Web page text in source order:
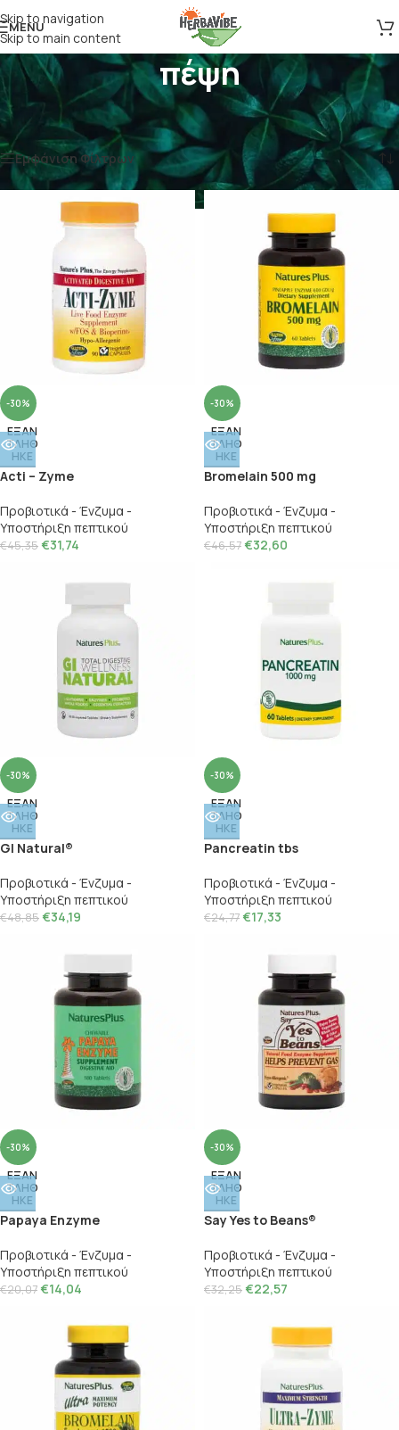
Skip to navigation
Skip to main content
MENU
πέψη
Αρχική σελίδα/ Προϊόντα με ετικέτα “πέψη”
Προβάλλονται όλα - 9 αποτελέσματα
Εμφάνιση Φίλτρων
-30%
ΕΞΑΝ
ΤΛΗΘ
ΗΚΕ
Acti – Zyme
Προβιοτικά - Ένζυμα -
Υποστήριξη πεπτικού
€45,35 €31,74
-30%
ΕΞΑΝ
ΤΛΗΘ
ΗΚΕ
Bromelain 500 mg
Προβιοτικά - Ένζυμα -
Υποστήριξη πεπτικού
€46,57 €32,60
-30%
ΕΞΑΝ
ΤΛΗΘ
ΗΚΕ
GI Natural®
Προβιοτικά - Ένζυμα -
Υποστήριξη πεπτικού
€48,85 €34,19
-30%
ΕΞΑΝ
ΤΛΗΘ
ΗΚΕ
Pancreatin tbs
Προβιοτικά - Ένζυμα -
Υποστήριξη πεπτικού
€24,77 €17,33
-30%
ΕΞΑΝ
ΤΛΗΘ
ΗΚΕ
Papaya Enzyme
Προβιοτικά - Ένζυμα -
Υποστήριξη πεπτικού
€20,07 €14,04
-30%
ΕΞΑΝ
ΤΛΗΘ
ΗΚΕ
Say Yes to Beans®
Προβιοτικά - Ένζυμα -
Υποστήριξη πεπτικού
€32,25 €22,57